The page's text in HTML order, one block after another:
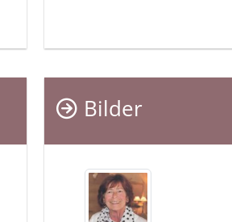
Bilder